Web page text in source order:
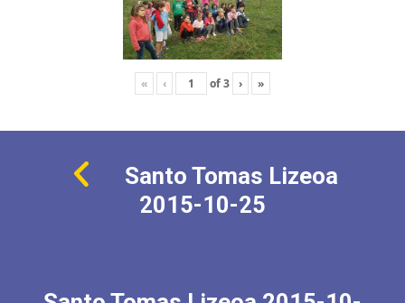
« ‹ of3 › »
Santo Tomas Lizeoa
2015-10-25